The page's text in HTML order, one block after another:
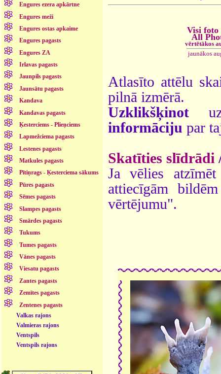
Engures ezera apkārtne
Engures meži
Engures ostas apkaime
Engures pagasts
Engures ZA
Irlavas pagasts
Jaunpils pagasts
Jaunsātu pagasts
Kandava
Kandavas pagasts
Ķesterciems - Plieņciems
Lapmežciema pagasts
Lestenes pagasts
Matkules pagasts
Pītiņrags - Ķesterciema sākums
Pūres pagasts
Sēmes pagasts
Slampes pagasts
Smārdes pagasts
Tukums
Tumes pagasts
Vānes pagasts
Viesatu pagasts
Zantes pagasts
Zemītes pagasts
Zentenes pagasts
Valkas rajons
Valmieras rajons
Ventspils
Ventspils rajons
Visi foto
All
vērtētākos
jaunākos
Atlasīto attēlu
pilnā izmērā.
Uzklikšķinot
informāciju par
Skatīties slīdrādi
Ja vēlies
attiecīgām
vērtējumu".